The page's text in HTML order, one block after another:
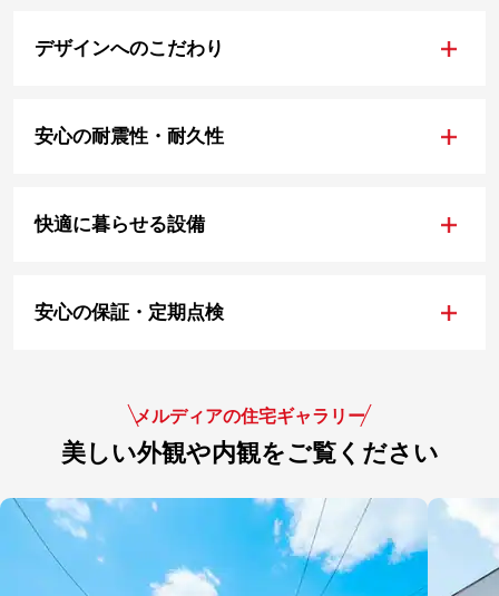
デザインへのこだわり +
安心の耐震性・耐久性 +
快適に暮らせる設備 +
安心の保証・定期点検 +
メルディアの住宅ギャラリー
美しい外観や内観をご覧ください